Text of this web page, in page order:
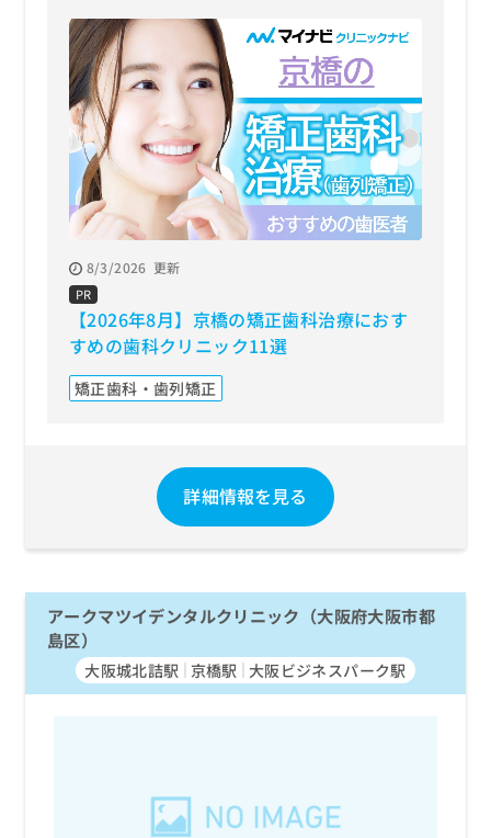
8/3/2026 更新
PR
【2026年8月】京橋の矯正歯科治療におす
すめの歯科クリニック11選
矯正歯科・歯列矯正
詳細情報を見る
アークマツイデンタルクリニック（大阪府大阪市都
島区）
大阪城北詰駅 京橋駅 大阪ビジネスパーク駅